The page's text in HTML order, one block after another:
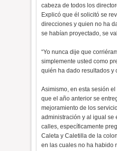
cabeza de todos los
Explicó que él solicitó se
direcciones y quien no ha
se habían proyectado, se
“Yo nunca dije que
simplemente usted como
quién ha dado resultados y
Asimismo, en esta sesión
que el año anterior se
mejoramiento de los
administración y al igual se
calles, específicamente
Caleta y Caletilla de la
en las cuales no ha habido